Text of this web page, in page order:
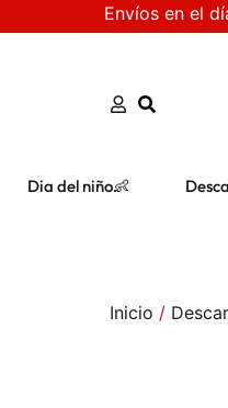
Envíos en el
Dia del niño👶
Inicio /